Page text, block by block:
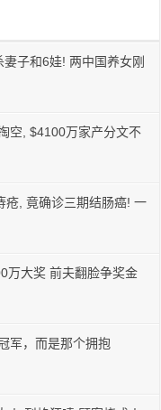
子和6娃! 两中国养女刚
空, $4100万家产分文不
疮, 竟确诊三期结肠癌! 一
万大奖 前夫翻脸争奖金
军，而是那个拥抱